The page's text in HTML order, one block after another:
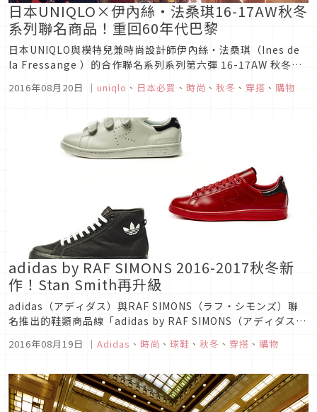
日本UNIQLO×伊內絲・法桑琪16-17AW秋冬
系列聯名商品！重回60年代巴黎
日本UNIQLO與模特兒兼時尚設計師伊內絲・法桑琪（Ines de
la Fressange ）的合作聯名系列系列第六彈 16-17AW 秋冬系
2016年08月20日 ｜ uniqlo 、 日本必買 、 時尚 、 秋冬 、 穿搭 、 購物
adidas by RAF SIMONS 2016-2017秋冬新
作！Stan Smith再升級
adidas（アディダス）與RAF SIMONS（ラフ・シモンズ）聯
名推出的鞋類商品線「adidas by RAF SIMONS（アディダス
3日起陸續發售。
2016年08月19日 ｜ Adidas 、 時尚 、 球鞋 、 秋冬 、 穿搭 、 購物